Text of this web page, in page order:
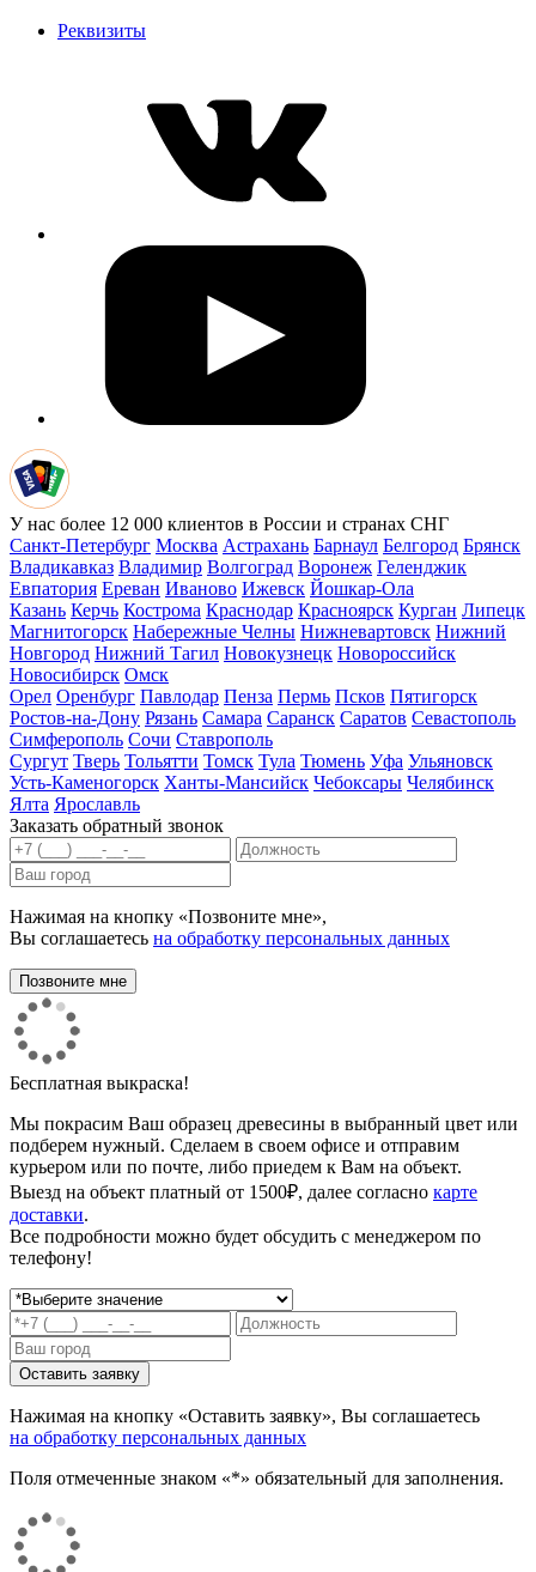
Реквизиты
У нас более 12 000 клиентов в России и странах СНГ
Санкт-Петербург Москва Астрахань Барнаул Белгород Брянск
Владикавказ Владимир Волгоград Воронеж Геленджик
Евпатория Ереван Иваново Ижевск Йошкар-Ола
Казань Керчь Кострома Краснодар Красноярск Курган Липецк
Магнитогорск Набережные Челны Нижневартовск Нижний
Новгород Нижний Тагил Новокузнецк Новороссийск
Новосибирск Омск
Орел Оренбург Павлодар Пенза Пермь Псков Пятигорск
Ростов-на-Дону Рязань Самара Саранск Саратов Севастополь
Симферополь Сочи Ставрополь
Сургут Тверь Тольятти Томск Тула Тюмень Уфа Ульяновск
Усть-Каменогорск Ханты-Мансийск Чебоксары Челябинск
Ялта Ярославль
Заказать обратный звонок
Нажимая на кнопку «Позвоните мне»,
Вы соглашаетесь на обработку персональных данных
Бесплатная выкраска!
Мы покрасим Ваш образец древесины в выбранный цвет или
подберем нужный. Сделаем в своем офисе и отправим
курьером или по почте, либо приедем к Вам на объект.
Выезд на объект платный от 1500₽, далее согласно карте
доставки.
Все подробности можно будет обсудить с менеджером по
телефону!
Нажимая на кнопку «Оставить заявку», Вы соглашаетесь
на обработку персональных данных
Поля отмеченные знаком «*» обязательный для заполнения.